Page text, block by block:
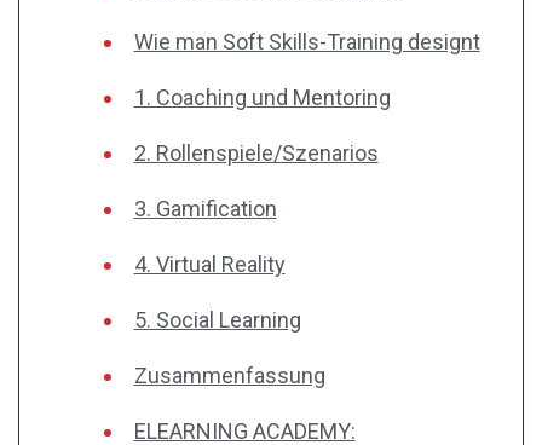
Wie man Soft Skills-Training designt
1. Coaching und Mentoring
2. Rollenspiele/Szenarios
3. Gamification
4. Virtual Reality
5. Social Learning
Zusammenfassung
ELEARNING ACADEMY: